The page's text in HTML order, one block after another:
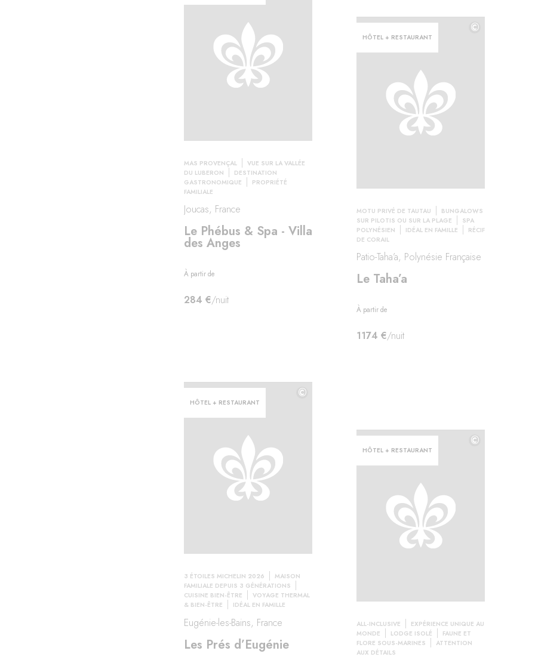
MAS PROVENÇAL
VUE SUR LA VALLÉE
DU LUBERON
DESTINATION
GASTRONOMIQUE
PROPRIÉTÉ
FAMILIALE
Joucas, France
Le Phébus & Spa - Villa
des Anges
À partir de
284 €/nuit
HÔTEL + RESTAURANT
©
MOTU PRIVÉ DE TAUTAU
BUNGALOWS
SUR PILOTIS OU SUR LA PLAGE
SPA
POLYNÉSIEN
IDÉAL EN FAMILLE
RÉCIF
DE CORAIL
Patio-Taha’a, Polynésie Française
Le Taha’a
À partir de
1174 €/nuit
HÔTEL + RESTAURANT
©
3 ÉTOILES MICHELIN 2026
MAISON
FAMILIALE DEPUIS 3 GÉNÉRATIONS
CUISINE BIEN-ÊTRE
VOYAGE THERMAL
& BIEN-ÊTRE
IDÉAL EN FAMILLE
Eugénie-les-Bains, France
Les Prés d’Eugénie
HÔTEL + RESTAURANT
©
ALL-INCLUSIVE
EXPÉRIENCE UNIQUE AU
MONDE
LODGE ISOLÉ
FAUNE ET
FLORE SOUS-MARINES
ATTENTION
AUX DÉTAILS